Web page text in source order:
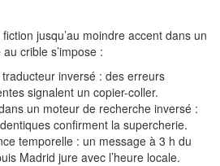
jusqu’au moindre accent dans un
crible s’impose :
inversé : des erreurs
signalent un copier-coller.
un moteur de recherche inversé :
confirment la supercherie.
temporelle : un message à 3 h du
Madrid jure avec l’heure locale.